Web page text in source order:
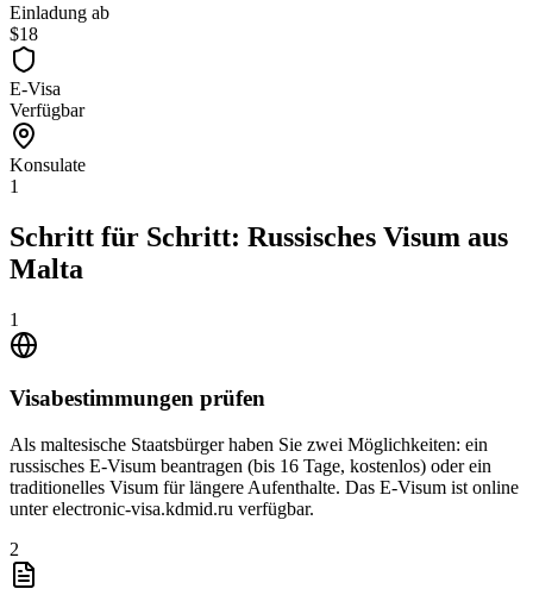
Einladung ab
$18
E-Visa
Verfügbar
Konsulate
1
Schritt für Schritt: Russisches Visum aus
Malta
1
Visabestimmungen prüfen
Als maltesische Staatsbürger haben Sie zwei Möglichkeiten: ein
russisches E-Visum beantragen (bis 16 Tage, kostenlos) oder ein
traditionelles Visum für längere Aufenthalte. Das E-Visum ist online
unter electronic-visa.kdmid.ru verfügbar.
2